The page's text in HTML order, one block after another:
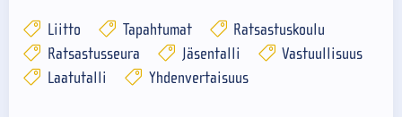
Liitto Tapahtumat
Ratsastuskoulu
Ratsastusseura
Jäsentalli
Vastuullisuus
Laatutalli
Yhdenvertaisuus